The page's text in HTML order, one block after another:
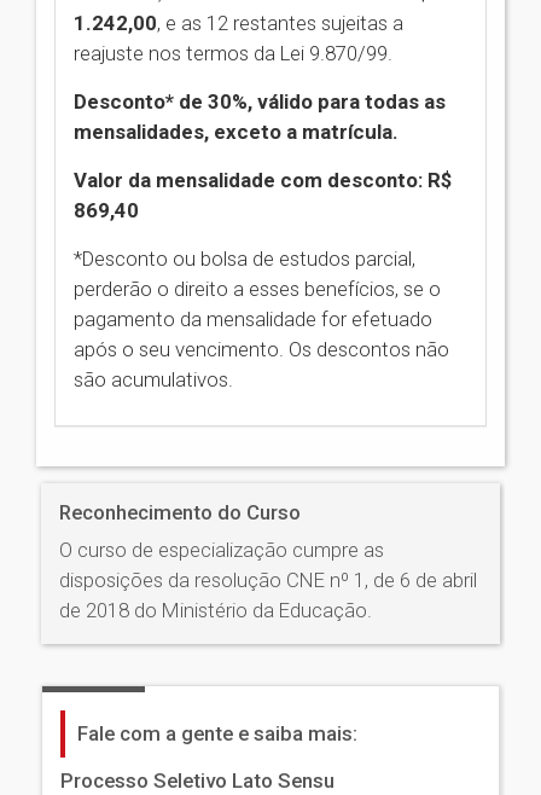
1.242,00, e as 12 restantes sujeitas a
reajuste nos termos da Lei 9.870/99.
Desconto* de 30%, válido para todas as
mensalidades, exceto a matrícula.
Valor da mensalidade com desconto: R$
869,40
*Desconto ou bolsa de estudos parcial,
perderão o direito a esses benefícios, se o
pagamento da mensalidade for efetuado
após o seu vencimento. Os descontos não
são acumulativos.
Reconhecimento do Curso
O curso de especialização cumpre as
disposições da resolução CNE nº 1, de 6 de abril
de 2018 do Ministério da Educação.
Fale com a gente e saiba mais:
Processo Seletivo Lato Sensu